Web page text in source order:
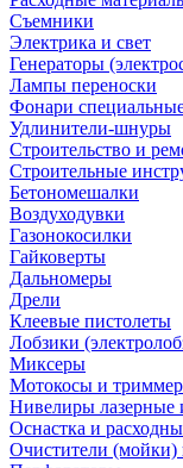
Съемники
Электрика и свет
Генераторы
Лампы переноски
Фонари
Удлинители-шнуры
Строительство и
Строительные
Бетономешалки
Воздуходувки
Газонокосилки
Гайковерты
Дальномеры
Дрели
Клеевые пистолеты
Лобзики
Миксеры
Мотокосы и
Нивелиры лазерные
Оснастка и
Очистители (мойки)